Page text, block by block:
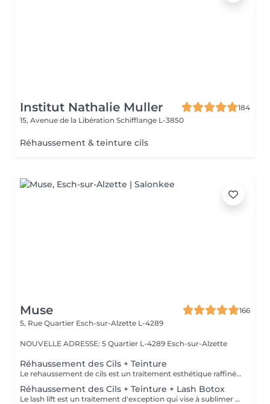
Institut Nathalie Muller
184
15, Avenue de la Libération Schifflange L-3850
Réhaussement & teinture cils
Muse
166
5, Rue Quartier Esch-sur-Alzette L-4289
NOUVELLE ADRESSE: 5 Quartier L-4289 Esch-sur-Alzette
Réhaussement des Cils + Teinture
Le rehaussement de cils est un traitement esthétique raffiné qui confère à vos cils une courbure naturelle et gracieuse. En utilisant des produits spécialisés et des techniques de mise en forme expertes, nous ajoutons une dimension supplémentaire de courbure et de définition à vos cils. La durée du traitement varie généralement de 4 à 8 semaines, selon le cycle de croissance naturel de vos cils. De plus, notre service comprend une teinture noire des cils, offrant ainsi une intensité supplémentaire à votre regard. Veuillez ne pas appliquer de Mascara Waterproof le jour de votre rendez-vous.
Réhaussement des Cils + Teinture + Lash Botox
Le lash lift est un traitement d'exception qui vise à sublimer la beauté naturelle de vos cils en leur donnant une courbure élégante et durable. Associé au lash botox, ce soin apporte une véritable revitalisation à vos cils, les nourrissant en profondeur, les renforçant et leur offrant une apparence saine et éclatante. Grâce à cette combinaison unique, vous bénéficiez d'un regard intensifié. De plus, notre service inclus une teinture noire des cils, mettant en valeur leur intensité et accentuant encore davantage votre regard.